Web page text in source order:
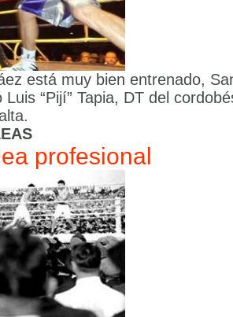
está muy bien entrenado,
Luis “Pijí” Tapia, DT del
profesional